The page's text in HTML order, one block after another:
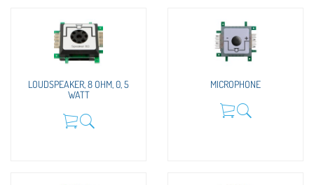
LOUDSPEAKER, 8 OHM, 0, 5
WATT
MICROPHONE